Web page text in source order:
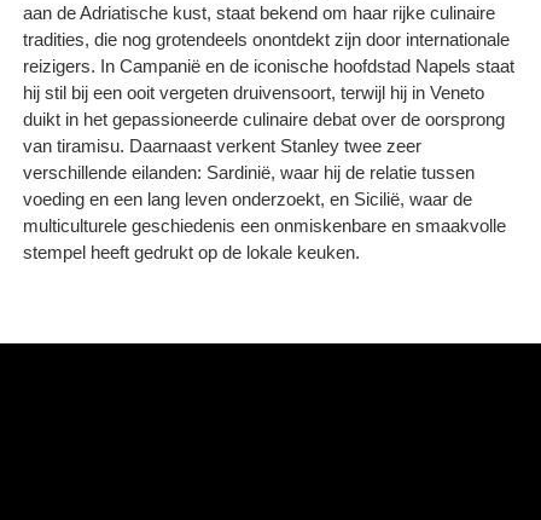
aan de Adriatische kust, staat bekend om haar rijke culinaire
tradities, die nog grotendeels onontdekt zijn door internationale
reizigers. In Campanië en de iconische hoofdstad Napels staat
hij stil bij een ooit vergeten druivensoort, terwijl hij in Veneto
duikt in het gepassioneerde culinaire debat over de oorsprong
van tiramisu. Daarnaast verkent Stanley twee zeer
verschillende eilanden: Sardinië, waar hij de relatie tussen
voeding en een lang leven onderzoekt, en Sicilië, waar de
multiculturele geschiedenis een onmiskenbare en smaakvolle
stempel heeft gedrukt op de lokale keuken.